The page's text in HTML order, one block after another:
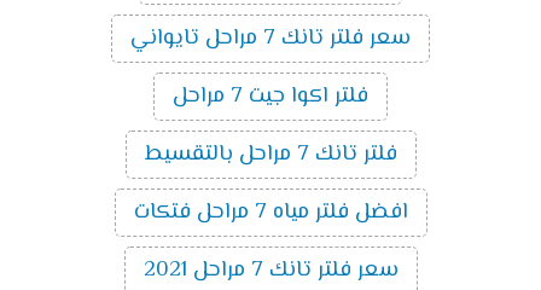
سعر فلتر تانك 7 مراحل تايواني
فلتر اكوا جيت 7 مراحل
فلتر تانك 7 مراحل بالتقسيط
افضل فلتر مياه 7 مراحل فتكات
سعر فلتر تانك 7 مراحل 2021